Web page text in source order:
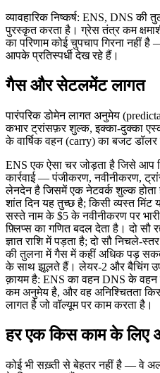
व्यावहारिक निष्कर्ष: ENS, DNS
पुरस्कृत करता है। ग्रेस तंत्र कम
का परिणाम कोई चुपचाप गिरना नहीं
आपके प्रतिस्पर्धी देख रहे हैं।
गैस और सेटलमेंट लागत
पारंपरिक डोमेन लागत अनुमेय
कभार ट्रांसफ़र शुल्क, इक्का-दुक्का
के वार्षिक वहन (carry) का बजट
ENS एक ऐसा चर जोड़ता है जिसे
कार्रवाई — पंजीकरण, नवीनीकरण,
लेनदेन है जिसमें एक नेटवर्क शुल्क
शांत दिन यह तुच्छ है; किसी व्यस्त मिंट
सस्ते नाम के $5 के नवीनीकरण पर
फ़्लिप्स का गणित बदल देता है। दो सौ
ज्ञात राशि में पड़ता है; दो सौ निचले-
की तुलना में गैस में कहीं अधिक पड़
के साथ झूलते हैं। लेयर-2 और बैचिंग
क़ायम है: ENS का वहन DNS के
कम अनुमेय है, और वह अनिश्चितता
लागत है जो वॉल्यूम पर काम करता है।
हर एक किस काम के लिए
कोई भी सख़्ती से बेहतर नहीं है — वे